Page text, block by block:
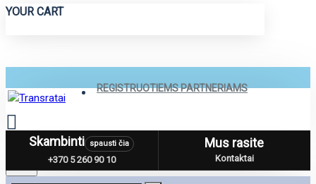
YOUR CART
REGISTRUOTIEMS PARTNERIAMS
MenuSkambinti spausti čia
+370 5 260 90 10
Mus rasite
Kontaktai